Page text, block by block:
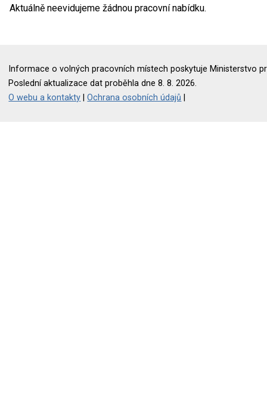
Aktuálně neevidujeme žádnou pracovní nabídku.
Informace o volných pracovních místech poskytuje Ministerstvo
Poslední aktualizace dat proběhla dne 8. 8. 2026.
O webu a kontakty |Ochrana osobních údajů